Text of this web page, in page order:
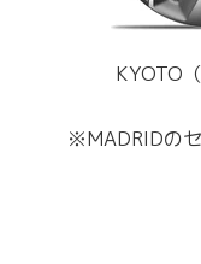
KYOTO
※MADRIDの